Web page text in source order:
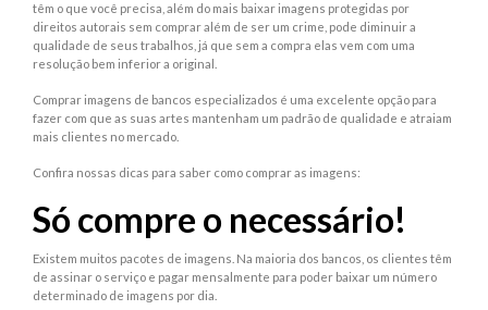
têm o que você precisa, além do mais baixar imagens protegidas por
direitos autorais sem comprar além de ser um crime, pode diminuir a
qualidade de seus trabalhos, já que sem a compra elas vem com uma
resolução bem inferior a original.
Comprar imagens de bancos especializados é uma excelente opção para
fazer com que as suas artes mantenham um padrão de qualidade e atraiam
mais clientes no mercado.
Confira nossas dicas para saber como comprar as imagens:
Só compre o necessário!
Existem muitos pacotes de imagens. Na maioria dos bancos, os clientes têm
de assinar o serviço e pagar mensalmente para poder baixar um número
determinado de imagens por dia.